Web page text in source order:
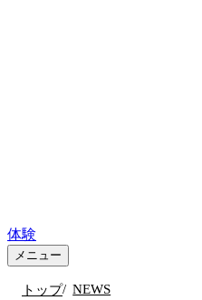
体験
メニュー
トップ
NEWS